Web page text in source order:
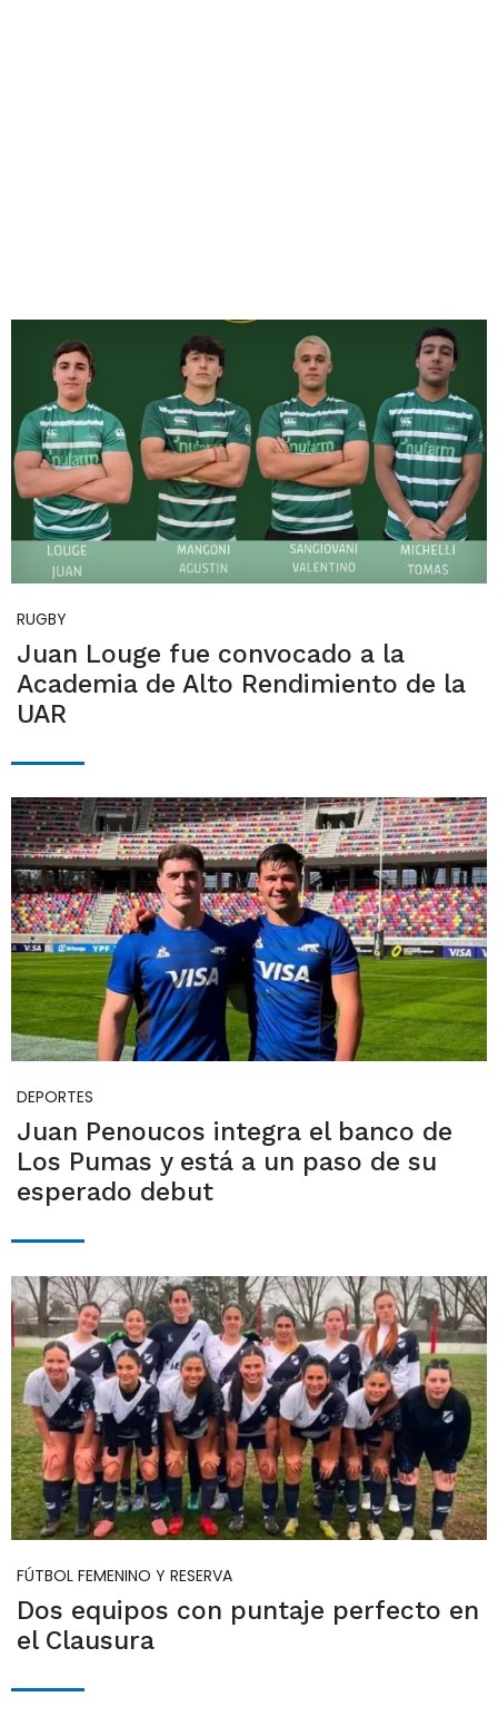
RUGBY
Juan Louge fue convocado a la
Academia de Alto Rendimiento de la
UAR
DEPORTES
Juan Penoucos integra el banco de
Los Pumas y está a un paso de su
esperado debut
FÚTBOL FEMENINO Y RESERVA
Dos equipos con puntaje perfecto en
el Clausura